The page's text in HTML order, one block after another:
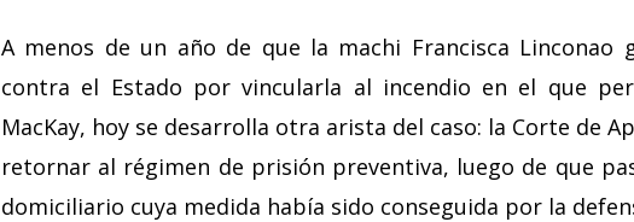
A menos de un año de que la machi Francisca Linconao
contra el Estado por vincularla al incendio en el que
MacKay, hoy se desarrolla otra arista del caso: la Corte de
retornar al régimen de prisión preventiva, luego de que
domiciliario cuya medida había sido conseguida por la